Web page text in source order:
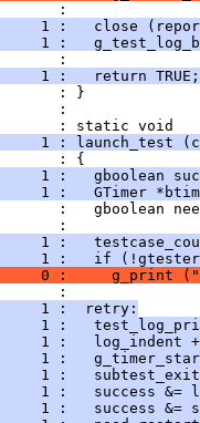
:
1 :   close
1 :
:
1 :   return TRUE;
: }
:
: static void
1 : launch_test
: {
1 :   gboolean
1 :   GTimer
:   gboolean
:
1 :
1 :   if
0 :     g_print
:
1 :  retry:
1 :
1 :   log_indent
1 :
1 :
1 :   success &=
1 :   success &=